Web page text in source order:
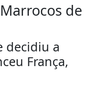
de
decidiu a
França,